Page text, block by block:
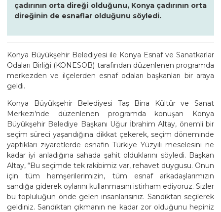
çadırının orta direği olduğunu, Konya çadırının orta
direğinin de esnaflar olduğunu söyledi.
Konya Büyükşehir Belediyesi ile Konya Esnaf ve Sanatkarlar
Odaları Birliği (KONESOB) tarafından düzenlenen programda
merkezden ve ilçelerden esnaf odaları başkanları bir araya
geldi.
Konya Büyükşehir Belediyesi Taş Bina Kültür ve Sanat
Merkezi’nde düzenlenen programda konuşan Konya
Büyükşehir Belediye Başkanı Uğur İbrahim Altay, önemli bir
seçim süreci yaşandığına dikkat çekerek, seçim döneminde
yaptıkları ziyaretlerde esnafın Türkiye Yüzyılı meselesini ne
kadar iyi anladığına sahada şahit olduklarını söyledi. Başkan
Altay, “Bu seçimde tek rakibimiz var, rehavet duygusu. Onun
için tüm hemşerilerimizin, tüm esnaf arkadaşlarımızın
sandığa giderek oylarını kullanmasını istirham ediyoruz. Sizler
bu topluluğun önde gelen insanlarısınız. Sandıktan seçilerek
geldiniz. Sandıktan çıkmanın ne kadar zor olduğunu hepiniz